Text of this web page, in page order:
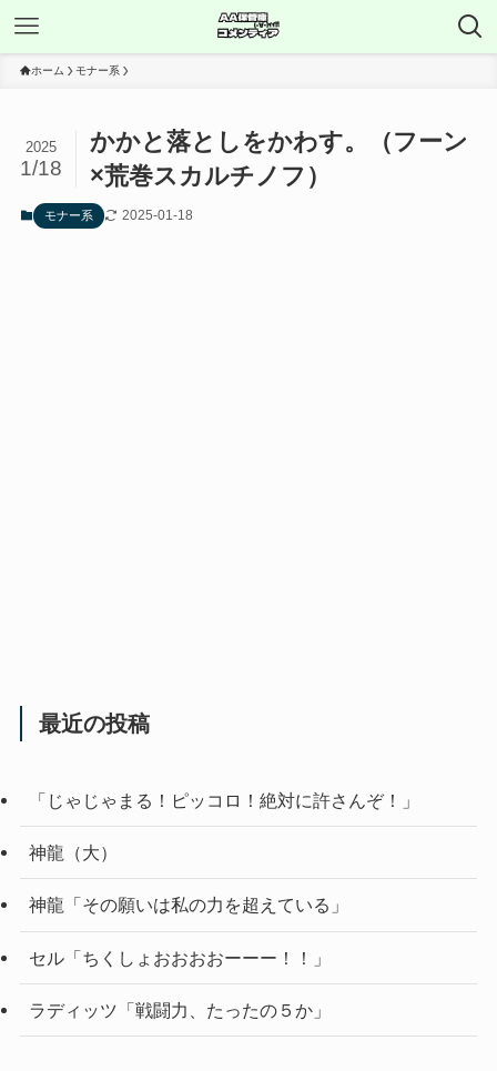
ホーム モナー系
かかと落としをかわす。（フーン
×荒巻スカルチノフ）
2025
1/18
モナー系 2025-01-18
最近の投稿
「じゃじゃまる！ピッコロ！絶対に許さんぞ！」
神龍（大）
神龍「その願いは私の力を超えている」
セル「ちくしょおおおおーーー！！」
ラディッツ「戦闘力、たったの５か」